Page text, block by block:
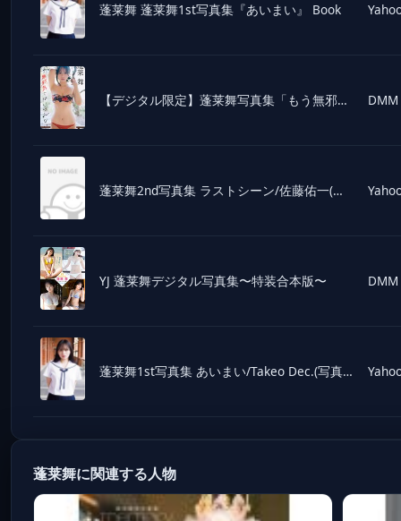
蓬莱舞 蓬莱舞1st写真集『あいまい』 Book
【デジタル限定】蓬莱舞写真集「もう無邪気ではいられない。」 DMM
蓬莱舞2nd写真集 ラストシーン/佐藤佑一(写真家),蓬莱舞(タレント)
YJ 蓬莱舞デジタル写真集〜特装合本版〜 DMM
蓬莱舞1st写真集 あいまい/Takeo Dec.(写真家),蓬莱舞(タレント)
蓬莱舞に関連する人物